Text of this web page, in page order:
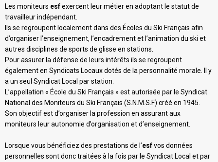
Les moniteurs esfexercent leur métier en adoptant le statut de
travailleur indépendant.
Ils se regroupent localement dans des Écoles du Ski Français afin
d’organiser l’enseignement, l’encadrement et l’animation du ski et
autres disciplines de sports de glisse en stations.
Pour assurer la défense de leurs intérêts ils se regroupent
également en Syndicats Locaux dotés de la personnalité morale. Il y
a un seul Syndicat Local par station.
L’appellation « École du Ski Français » est autorisée par le Syndicat
National des Moniteurs du Ski Français (S.N.M.S.F) créé en 1945.
Son objectif est d’organiser la profession en assurant aux
moniteurs leur autonomie d’organisation et d’enseignement.
Lorsque vous bénéficiez des prestations de l’esfvos données
personnelles sont donc traitées à la fois par le Syndicat Local et par